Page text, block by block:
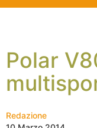
Polar
Redazione